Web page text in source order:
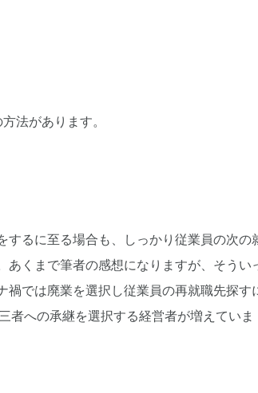
法があります。
るに至る場合も、しっかり従業員の次の
くまで筆者の感想になりますが、そうい
では廃業を選択し従業員の再就職先探す
者への承継を選択する経営者が増えていま